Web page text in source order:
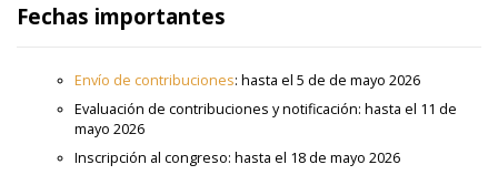
Fechas importantes
Envío de contribuciones: hasta el 5 de de mayo 2026
Evaluación de contribuciones y notificación: hasta el 11 de
mayo 2026
Inscripción al congreso: hasta el 18 de mayo 2026